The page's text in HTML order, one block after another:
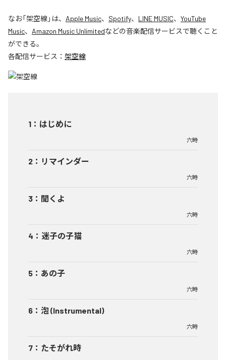
なお「架空線」は、 Apple Music、 Spotify、 LINE MUSIC、 YouTube
Music、 Amazon Music Unlimitedなどの音楽配信サービスで聴くこと
ができる。
各配信サービス： 架空線
1 ： はじめに
六時
2 ： リマインダー
六時
3 ： 聞くよ
六時
4 ： 迷子の子猫
六時
5 ： あの子
六時
6 ： 泡 (Instrumental)
六時
7 ： たそがれ時